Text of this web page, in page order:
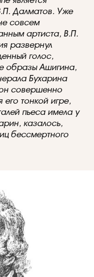
Далматов. Уже
совсем
артиста, В.П.
развернул
голос,
образы Ашигина,
Бухарина
совершенно
его тонкой игре,
пьеса имела у
казалось,
бессмертного